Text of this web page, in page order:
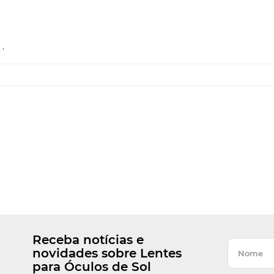
.
Receba notícias e
novidades sobre Lentes
para Óculos de Sol